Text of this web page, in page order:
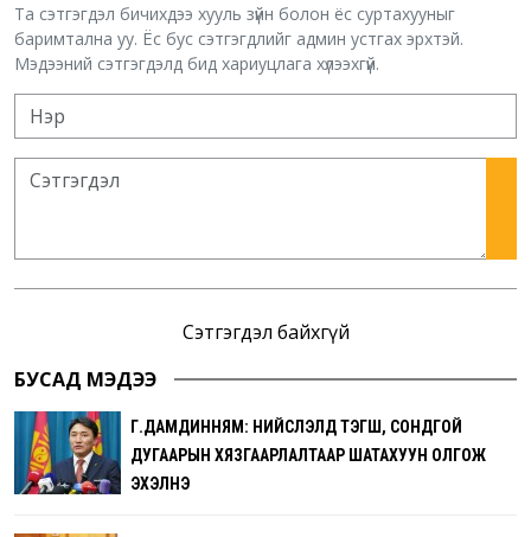
Та сэтгэгдэл бичихдээ хууль зүйн болон ёс суртахууныг
баримтална уу. Ёс бус сэтгэгдлийг админ устгах эрхтэй.
Мэдээний сэтгэгдэлд бид хариуцлага хүлээхгүй.
Сэтгэгдэл байхгүй
БУСАД МЭДЭЭ
Г.ДАМДИННЯМ: НИЙСЛЭЛД ТЭГШ, СОНДГОЙ
ДУГААРЫН ХЯЗГААРЛАЛТААР ШАТАХУУН ОЛГОЖ
ЭХЭЛНЭ